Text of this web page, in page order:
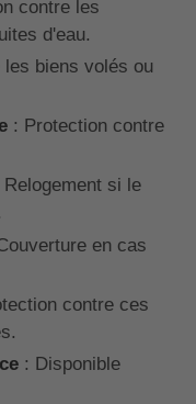
contre les
d'eau.
biens volés ou
: Protection contre
si le
en cas
contre ces
: Disponible